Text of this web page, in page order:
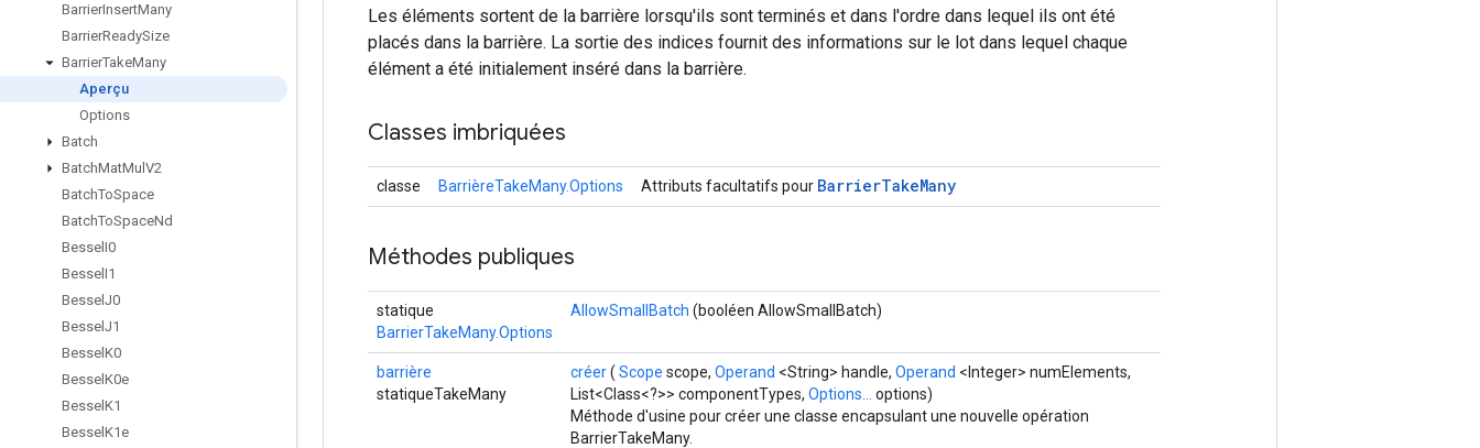
BarrierInsertMany
BarrierReadySize
BarrierTakeMany
Aperçu
Options
Batch
BatchMatMul V2
BatchToSpace
BatchToSpaceNd
Bessel I0
Bessel I1
Bessel J0
Bessel J1
Bessel K0
Bessel K0e
Bessel K1
Bessel K1e
Les éléments sortent de la barrière lorsqu'ils sont terminés et dans l'ordre dans lequel ils ont été
placés dans la barrière. La sortie des indices fournit des informations sur le lot dans lequel chaque
élément a été initialement inséré dans la barrière.
Classes imbriquées
classe BarrièreTakeMany.Options Attributs facultatifs pour BarrierTakeMany
Méthodes publiques
statique
BarrierTakeMany.Options
AllowSmallBatch (booléen AllowSmallBatch)
barrière
statiqueTakeMany
créer( Scope scope, Operand <String> handle, Operand <Integer> numElements,
List<Class<?>> componentTypes, Options...
options)
Méthode d'usine pour créer une classe encapsulant une nouvelle opération
BarrierTakeMany.